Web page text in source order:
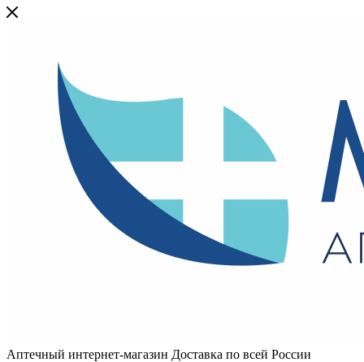
Аптечный интернет-магазин Доставка по всей России